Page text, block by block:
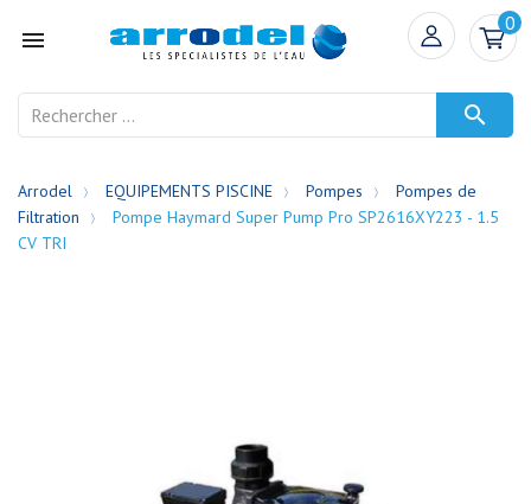

0

Arrodel EQUIPEMENTS PISCINE Pompes
Pompes de
Filtration
Pompe Haymard Super Pump Pro SP2616XY223 - 1.5
CV TRI